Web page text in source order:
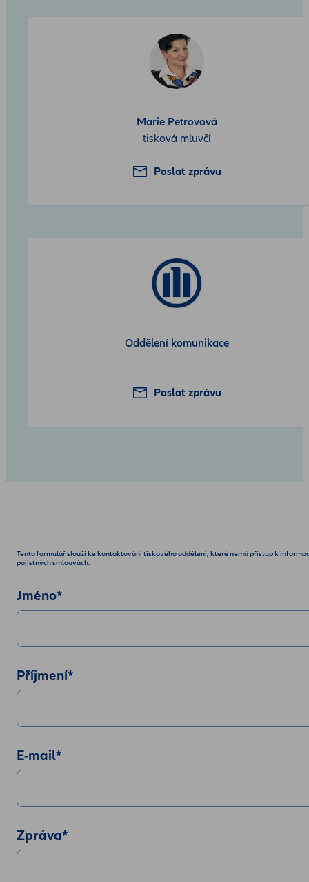
Marie Petrovová
tisková mluvčí
Poslat zprávu
Oddělení komunikace
Poslat zprávu
Tento formulář slouží ke kontaktování tiskového oddělení, které nemá přístup k
pojistných smlouvách.
Jméno*
Příjmení*
E-mail*
Zpráva*